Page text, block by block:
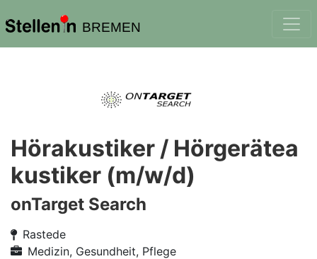
BREMEN
Hörakustiker / Hörgerätea
kustiker (m/w/d)
onTarget Search
Rastede
Medizin, Gesundheit, Pflege